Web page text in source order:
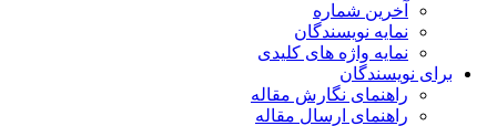
آخرین شماره
نمایه نویسندگان
نمایه واژه های کلیدی
برای نویسندگان
راهنمای نگارش مقاله
راهنمای ارسال مقاله